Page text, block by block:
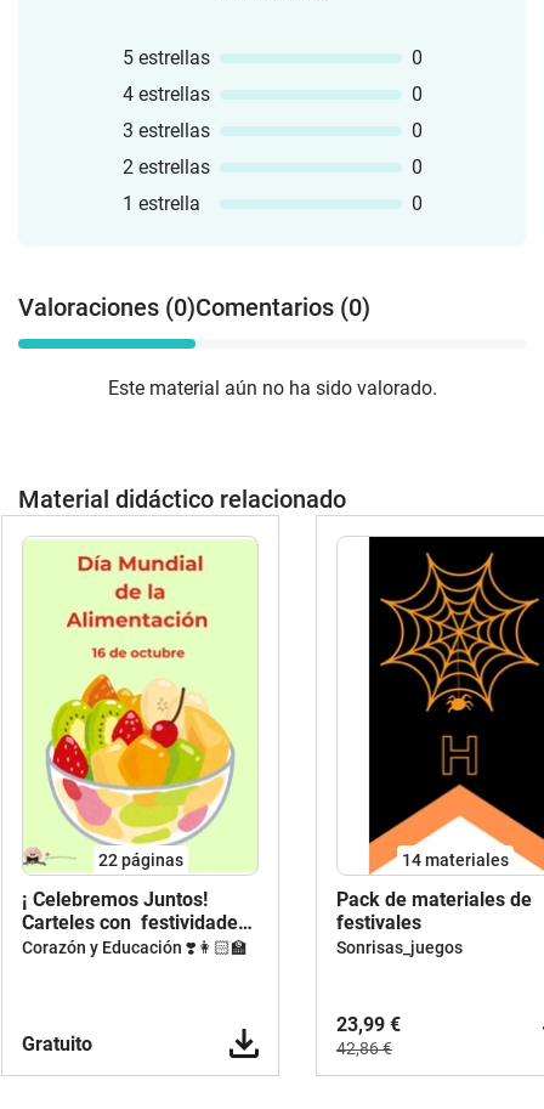
5 estrellas
0
4 estrellas
0
3 estrellas
0
2 estrellas
0
1 estrella
0
Valoraciones (0)Comentarios (0)
Este material aún no ha sido valorado.
Material didáctico relacionado
22páginas
¡ Celebremos Juntos!
Carteles con festividades
escolares
Corazón y Educación ❣️👩🏻‍🏫
Gratuito
14 materiales
Pack de materiales de
festivales
Sonrisas_juegos
23,99 €
42,86 €